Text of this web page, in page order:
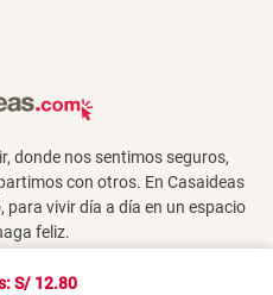
S/ 12.80
donde nos sentimos seguros,
con otros. En Casaideas
vivir día a día en un espacio
feliz.